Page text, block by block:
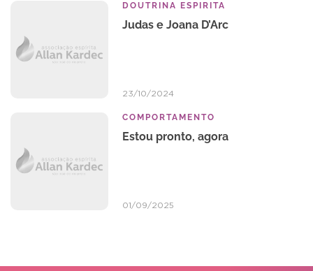
DOUTRINA ESPIRITA
Judas e Joana D’Arc
23/10/2024
COMPORTAMENTO
Estou pronto, agora
01/09/2025